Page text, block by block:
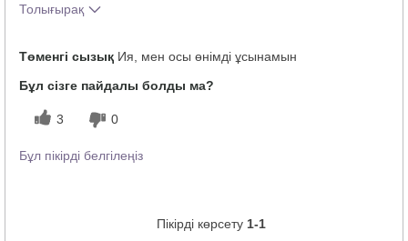
Толығырақ
ұнады?
Осы өнімнің бұрын пайдаланған басқа
брендтерден айырмашылығы қандай?
Төменгі сызық Ия, мен осы өнімді ұсынамын
Бұл сізге пайдалы болды ма?
3 0
Бұл пікірді белгілеңіз
Пікірді көрсету 1-1